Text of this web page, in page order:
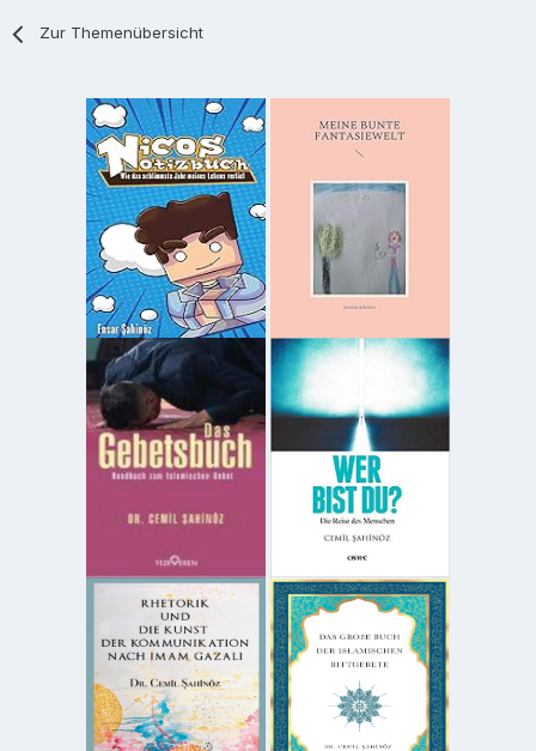
Zur Themenübersicht